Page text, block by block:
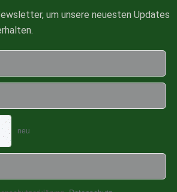
um unsere neuesten Updates
neu